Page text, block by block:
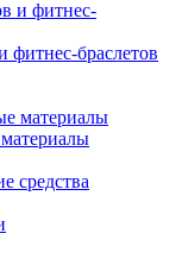
фитнес-браслетов
средства